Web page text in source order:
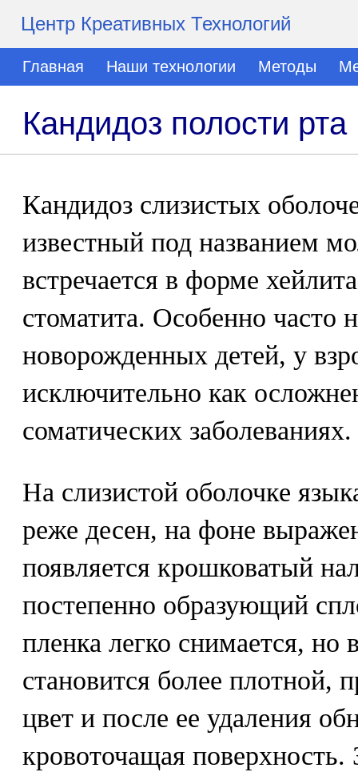
Центр Креативных Технологий
Главная Наши технологии Методы
Кандидоз полости рта
Кандидоз слизистых
известный под названием
встречается в форме
стоматита. Особенно часто
новорожденных детей, у
исключительно как
соматических заболеваниях.
На слизистой оболочке
реже десен, на фоне
появляется крошковатый
постепенно образующий
пленка легко снимается, но
становится более плотной,
цвет и после ее удаления
кровоточащая поверхность.